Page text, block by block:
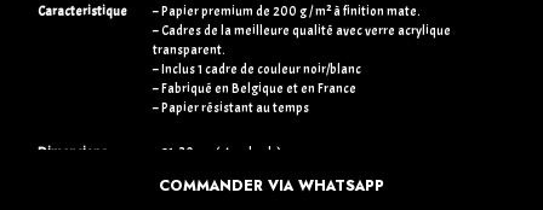
Caracteristique
– Papier premium de 200 g / m² à finition mate.
– Cadres de la meilleure qualité avec verre acrylique
transparent.
– Inclus 1 cadre de couleur noir/blanc
– Fabriqué en Belgique et en France
– Papier résistant au temps
Dimensions
– 21×30 cm (standards)
– 50×70 cm (+15€)
COMMANDER VIA WHATSAPP